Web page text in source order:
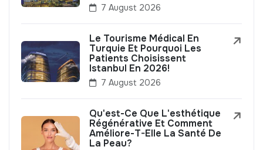
7 August 2026
Le Tourisme Médical En
Turquie Et Pourquoi Les
Patients Choisissent
Istanbul En 2026!
7 August 2026
Qu'est-Ce Que L'esthétique
Régénérative Et Comment
Améliore-T-Elle La Santé De
La Peau?